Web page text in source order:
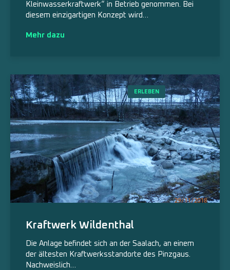
Kleinwasserkraftwerk“ in Betrieb genommen. Bei
diesem einzigartigen Konzept wird…
Mehr dazu
ERLEBEN
Kraftwerk Wildenthal
Die Anlage befindet sich an der Saalach, an einem
der ältesten Kraftwerksstandorte des Pinzgaus.
Nachweislich…